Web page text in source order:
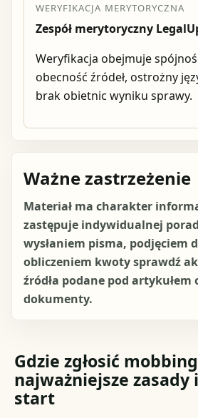
WERYFIKACJA MERYTORYCZNA
Zespół merytoryczny
Weryfikacja obejmuje
obecność źródeł, ostrożny
brak obietnic wyniku sprawy.
Ważne zastrzeżenie
Materiał ma charakter
zastępuje indywidualnej
wysłaniem pisma, podjęciem
obliczeniem kwoty sprawdź
źródła podane pod artykułem
dokumenty.
Gdzie zgłosić
najważniejsze zasady
start